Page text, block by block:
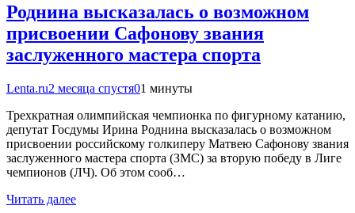
Роднина высказалась о возможном
присвоении Сафонову звания
заслуженного мастера спорта
Lenta.ru2 месяца спустя01 минуты
Трехкратная олимпийская чемпионка по фигурному катанию,
депутат Госдумы Ирина Роднина высказалась о возможном
присвоении российскому голкиперу Матвею Сафонову звания
заслуженного мастера спорта (ЗМС) за вторую победу в Лиге
чемпионов (ЛЧ). Об этом сооб…
Читать далее